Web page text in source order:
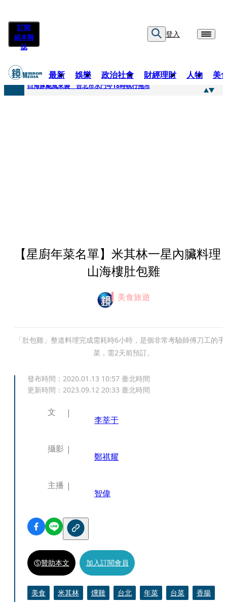
訂閱
紙本雜
誌
登入
最新 娛樂 政治社會 財經理財 人物 美
快訊
白海豚颱風來襲 台北市水門今18時執行拖吊
【星廚年菜名單】米其林一星內臟料
山海樓肚包雞
美食旅遊
「肚包雞」整道料理完成需耗時6小時，是個非常考驗師傅刀工的手
菜，需2天前預訂。
發布時間： 2020.01.13 10:57 臺北時間
更新時間： 2023.09.12 20:33 臺北時間
文
李莘于
攝影
鄭祺耀
主播
智偉
贊助本文 加入訂閱會員
美食 米其林 燻雞 台北 年菜 台菜
香腸